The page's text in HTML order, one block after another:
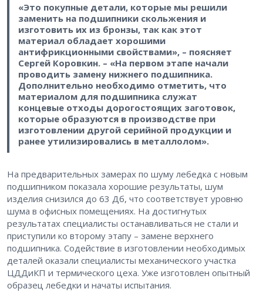
«Это покупные детали, которые мы решили
заменить на подшипники скольжения и
изготовить их из бронзы, так как этот
материал обладает хорошими
антифрикционными свойствами», – поясняет
Сергей Коровкин. – «На первом этапе начали
проводить замену нижнего подшипника.
Дополнительно необходимо отметить, что
материалом для подшипника служат
концевые отходы дорогостоящих заготовок,
которые образуются в производстве при
изготовлении другой серийной продукции и
ранее утилизировались в металлолом».
На предварительных замерах по шуму лебедка с новым
подшипником показала хорошие результаты, шум
изделия снизился до 63 Дб, что соответствует уровню
шума в офисных помещениях. На достигнутых
результатах специалисты останавливаться не стали и
приступили ко второму этапу – замене верхнего
подшипника. Содействие в изготовлении необходимых
деталей оказали специалисты механического участка
ЦДДиКП и термического цеха. Уже изготовлен опытный
образец лебедки и начаты испытания.